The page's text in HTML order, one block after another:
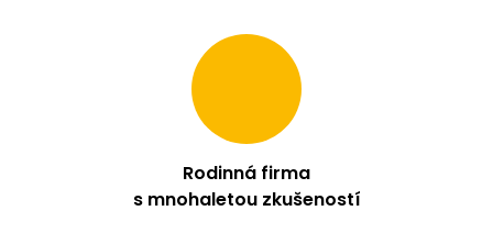
Rodinná firma
s mnohaletou zkušeností